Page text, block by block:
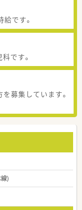
です。
です。
募集しています。
)